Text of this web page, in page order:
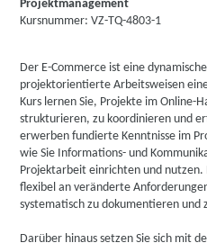
Projektmanagement
Kursnummer: VZ-TQ-4803-1
Der E-Commerce ist eine
projektorientierte Arbeitsweisen
Kurs lernen Sie, Projekte im Online-
strukturieren, zu koordinieren und
erwerben fundierte Kenntnisse im
wie Sie Informations- und
Projektarbeit einrichten und nutzen.
flexibel an veränderte
systematisch zu dokumentieren und
Darüber hinaus setzen Sie sich mit